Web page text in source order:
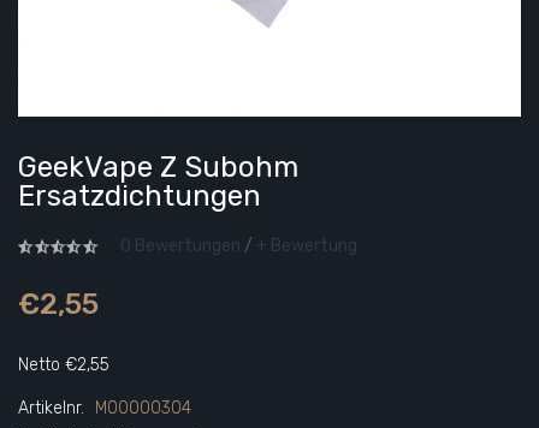
GeekVape Z Subohm
Ersatzdichtungen
0 Bewertungen / + Bewertung
€2,55
Netto €2,55
Artikelnr.
M00000304